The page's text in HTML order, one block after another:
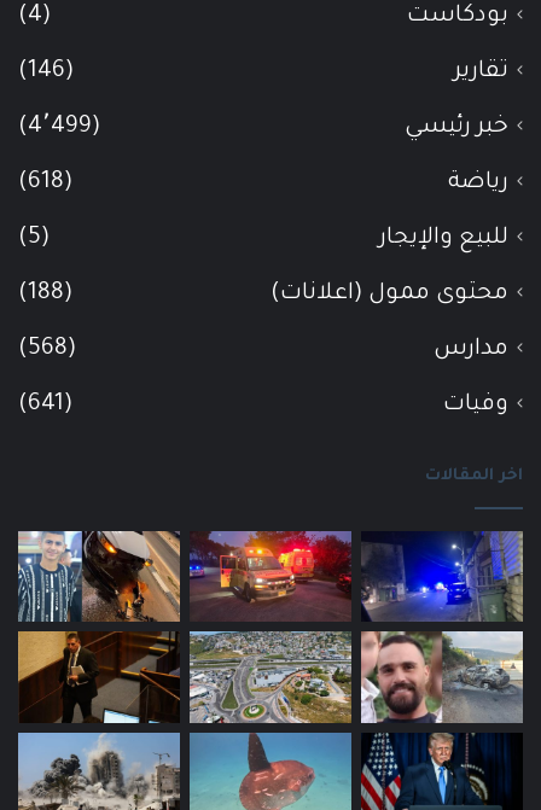
بودكاست (4)
تقارير (146)
خبر رئيسي (4٬499)
رياضة (618)
للبيع والإيجار (5)
محتوى ممول (اعلانات) (188)
مدارس (568)
وفيات (641)
اخر المقالات